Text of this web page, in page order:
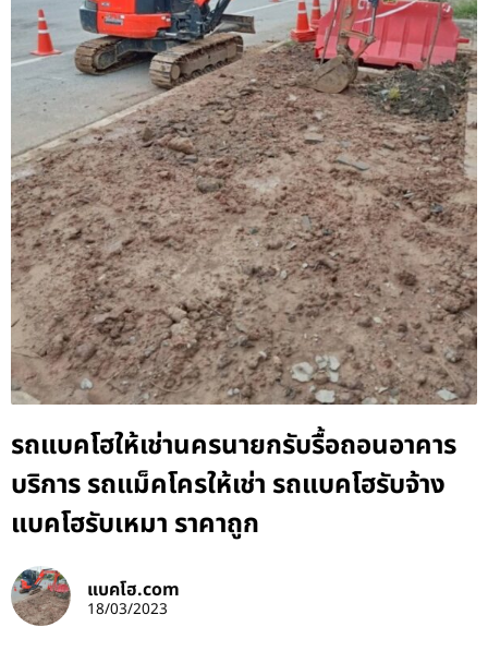
รถแบคโฮให้เช่านครนายกรับรื้อถอนอาคาร
บริการ รถแม็คโครให้เช่า รถแบคโฮรับจ้าง
แบคโฮรับเหมา ราคาถูก
แบคโฮ.com
18/03/2023